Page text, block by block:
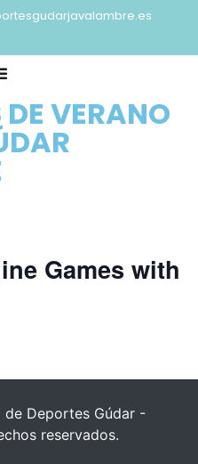
VERANO
Games with
Deportes Gúdar -
reservados.